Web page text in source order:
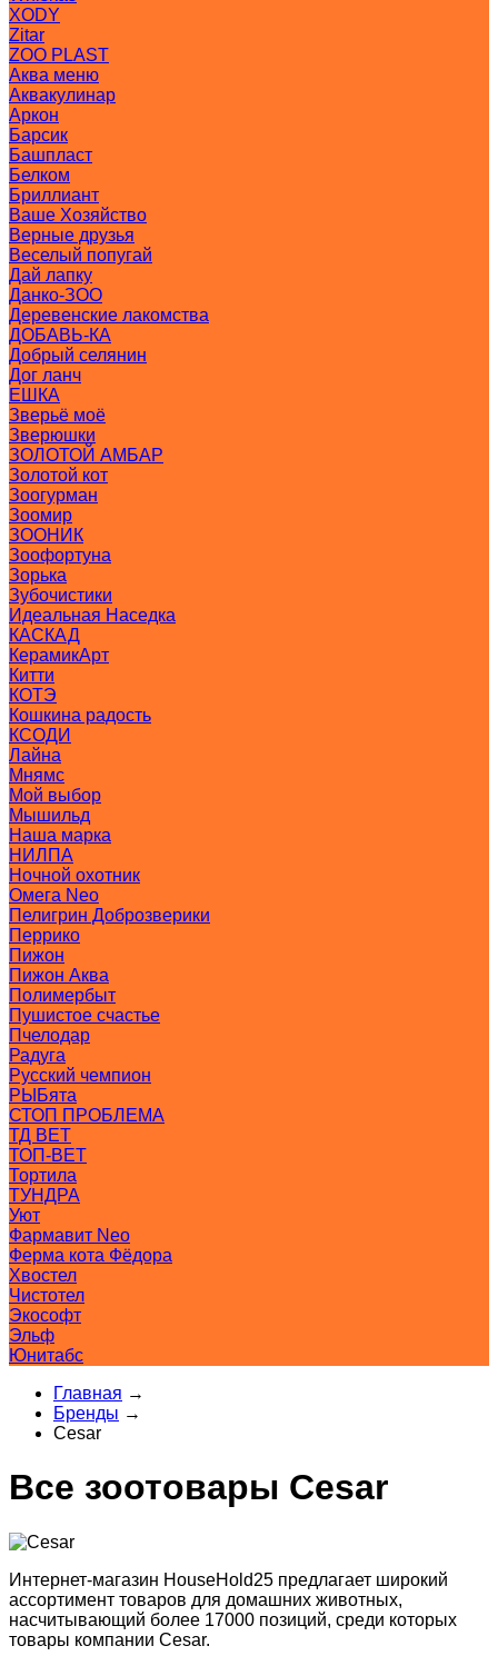
XODY
Zitar
ZOO PLAST
Аква меню
Аквакулинар
Аркон
Барсик
Башпласт
Белком
Бриллиант
Ваше Хозяйство
Верные друзья
Веселый попугай
Дай лапку
Данко-ЗОО
Деревенские лакомства
ДОБАВЬ-КА
Добрый селянин
Дог ланч
ЕШКА
Зверьё моё
Зверюшки
ЗОЛОТОЙ АМБАР
Золотой кот
Зоогурман
Зоомир
ЗООНИК
Зоофортуна
Зорька
Зубочистики
Идеальная Наседка
КАСКАД
КерамикАрт
Китти
КОТЭ
Кошкина радость
КСОДИ
Лайна
Мнямс
Мой выбор
Мышильд
Наша марка
НИЛПА
Ночной охотник
Омега Neo
Пелигрин Доброзверики
Перрико
Пижон
Пижон Аква
Полимербыт
Пушистое счастье
Пчелодар
Радуга
Русский чемпион
РЫБята
СТОП ПРОБЛЕМА
ТД ВЕТ
ТОП-ВЕТ
Тортила
ТУНДРА
Уют
Фармавит Neo
Ферма кота Фёдора
Хвостел
Чистотел
Экософт
Эльф
Юнитабс
Главная →
Бренды →
Cesar
Все зоотовары Cesar
Интернет-магазин HouseHold25 предлагает широкий
ассортимент товаров для домашних животных,
насчитывающий более 17000 позиций, среди которых
товары компании Cesar.